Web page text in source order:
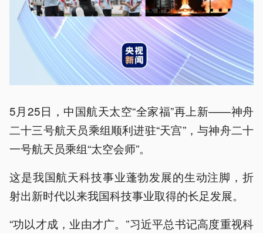
5月25日，中国航天太空“全家福”再上新——神舟
二十三号航天员乘组顺利进驻“天宫”，与神舟二十
一号航天员乘组“太空会师”。
这是我国航天科技事业蓬勃发展的生动注脚，折
射出新时代以来我国科技事业取得的长足发展。
“功以才成，业由才广。”习近平总书记高度重视科